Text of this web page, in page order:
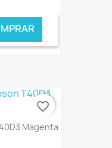
€ ONLINE
Magenta
favorite_border